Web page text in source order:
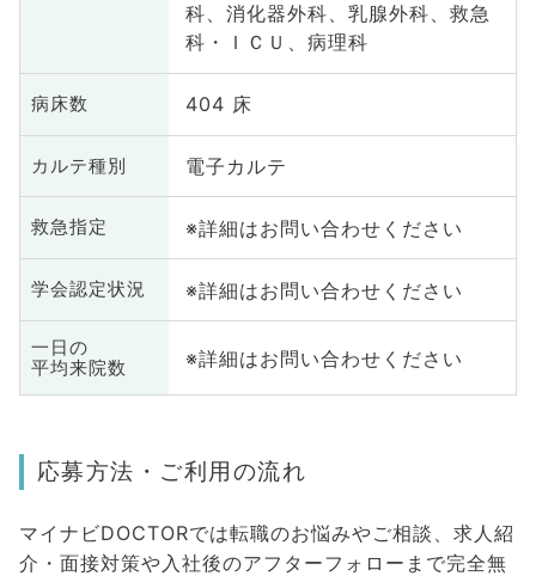
科、消化器外科、乳腺外科、救急
科・ＩＣＵ、病理科
病床数 404 床
カルテ種別 電子カルテ
救急指定 ※詳細はお問い合わせください
学会認定状況 ※詳細はお問い合わせください
一日の
平均来院数
※詳細はお問い合わせください
応募方法・ご利用の流れ
マイナビDOCTORでは転職のお悩みやご相談、求人紹
介・面接対策や入社後のアフターフォローまで完全無